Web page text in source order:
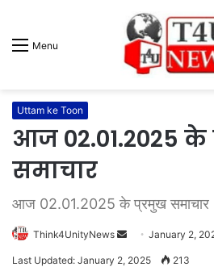
Menu
Uttam ke Toon
आज 02.01.2025 के
समाचार
आज 02.01.2025 के प्रमुख समाचार
Think4UnityNews January 2,
Last Updated: January 2, 2025 213